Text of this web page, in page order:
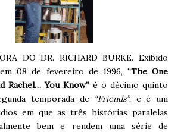
DO DR. RICHARD BURKE. Exibido
08 de fevereiro de 1996, “The One
Rachel… You Know” é o décimo quinto
temporada de “Friends”, e é um
em que as três histórias paralelas
bem e rendem uma série de